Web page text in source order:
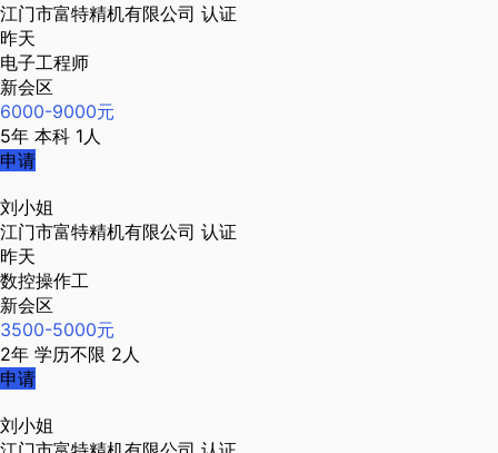
江门市富特精机有限公司 认证
昨天
电子工程师
新会区
6000-9000元
5年 本科 1人
申请
刘小姐
江门市富特精机有限公司 认证
昨天
数控操作工
新会区
3500-5000元
2年 学历不限 2人
申请
刘小姐